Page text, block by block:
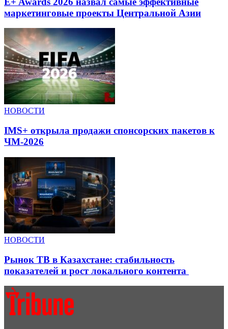
маркетинговые проекты Центральной Азии
НОВОСТИ
IMS+ открыла продажи спонсорских пакетов к
ЧМ-2026
НОВОСТИ
Рынок ТВ в Казахстане: стабильность
показателей и рост локального контента